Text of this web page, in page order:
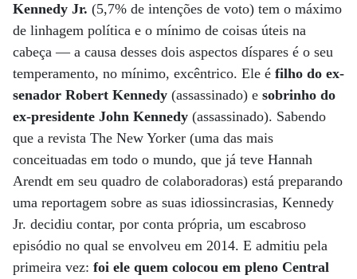
Kennedy Jr. (5,7% de intenções de voto) tem o máximo
de linhagem política e o mínimo de coisas úteis na
cabeça — a causa desses dois aspectos díspares é o seu
temperamento, no mínimo, excêntrico. Ele é filho do ex-
senador Robert Kennedy (assassinado) e sobrinho do
ex-presidente John Kennedy (assassinado). Sabendo
que a revista The New Yorker (uma das mais
conceituadas em todo o mundo, que já teve Hannah
Arendt em seu quadro de colaboradoras) está preparando
uma reportagem sobre as suas idiossincrasias, Kennedy
Jr. decidiu contar, por conta própria, um escabroso
episódio no qual se envolveu em 2014. E admitiu pela
primeira vez: foi ele quem colocou em pleno Central